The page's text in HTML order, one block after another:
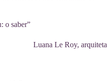
o saber”
Luana Le Roy, arquiteta